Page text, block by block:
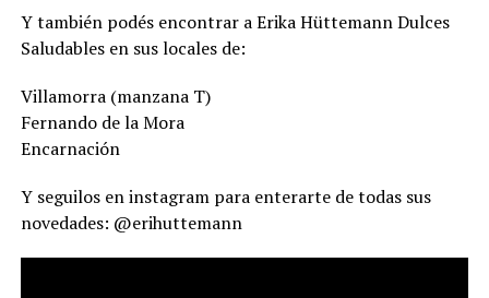
Y también podés encontrar a Erika Hüttemann Dulces
Saludables en sus locales de:
Villamorra (manzana T)
Fernando de la Mora
Encarnación
Y seguilos en instagram para enterarte de todas sus
novedades: @erihuttemann